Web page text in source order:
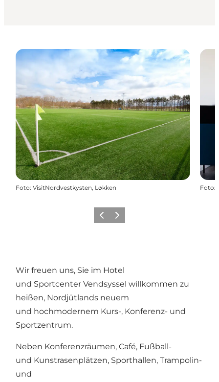
Foto: VisitNordvestkysten, Løkken Foto:
ZurückWeiter
Wir freuen uns, Sie im Hotel
und Sportcenter Vendsyssel willkommen zu
heißen, Nordjütlands neuem
und hochmodernem Kurs-, Konferenz- und
Sportzentrum.
Neben Konferenzräumen, Café, Fußball-
und Kunstrasenplätzen, Sporthallen, Trampolin-
und